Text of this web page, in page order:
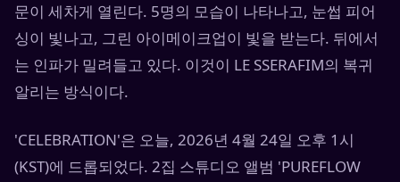
문이 세차게 열린다. 5명의 모습이 나타나고, 눈썹 피어
싱이 빛나고, 그린 아이메이크업이 빛을 받는다. 뒤에서
는 인파가 밀려들고 있다. 이것이 LE SSERAFIM의 복귀
알리는 방식이다.
'CELEBRATION'은 오늘, 2026년 4월 24일 오후 1시
(KST)에 드롭되었다. 2집 스튜디오 앨범 'PUREFLOW